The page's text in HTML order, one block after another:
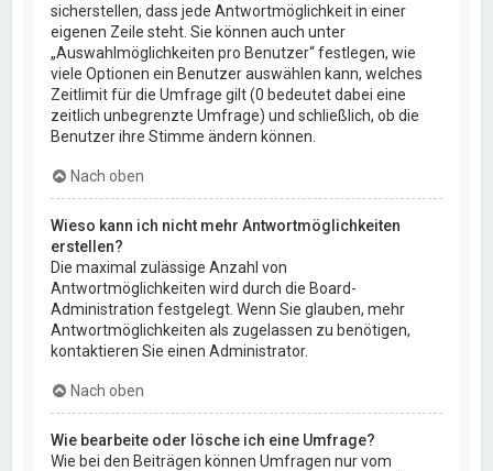
sicherstellen, dass jede Antwortmöglichkeit in einer
eigenen Zeile steht. Sie können auch unter
„Auswahlmöglichkeiten pro Benutzer“ festlegen, wie
viele Optionen ein Benutzer auswählen kann, welches
Zeitlimit für die Umfrage gilt (0 bedeutet dabei eine
zeitlich unbegrenzte Umfrage) und schließlich, ob die
Benutzer ihre Stimme ändern können.
Nach oben
Wieso kann ich nicht mehr Antwortmöglichkeiten
erstellen?
Die maximal zulässige Anzahl von
Antwortmöglichkeiten wird durch die Board-
Administration festgelegt. Wenn Sie glauben, mehr
Antwortmöglichkeiten als zugelassen zu benötigen,
kontaktieren Sie einen Administrator.
Nach oben
Wie bearbeite oder lösche ich eine Umfrage?
Wie bei den Beiträgen können Umfragen nur vom